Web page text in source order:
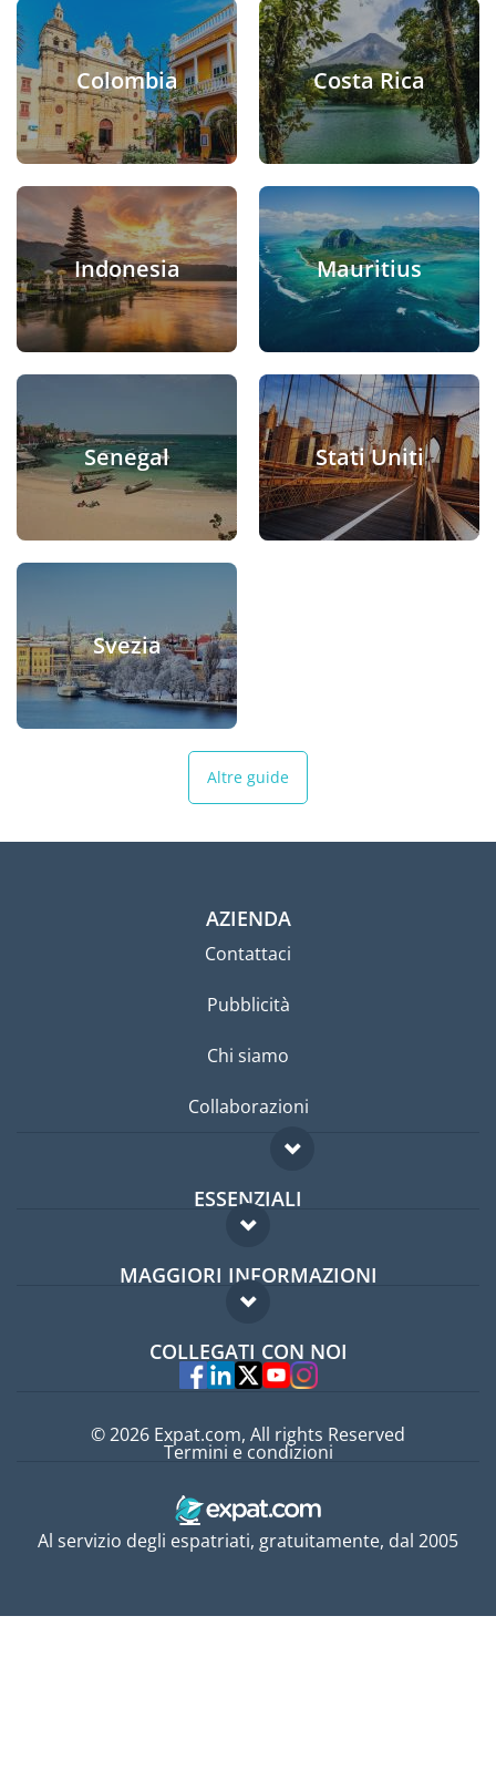
Colombia Costa Rica
Indonesia Mauritius
Senegal Stati Uniti
Svezia
Altre guide
AZIENDA
Contattaci
Pubblicità
Chi siamo
Collaborazioni
ESSENZIALI
Forum per expat
Guida per expat
MAGGIORI INFORMAZIONI
Domande frequenti
Esperti
COLLEGATI CON NOI
Al servizio degli espatriati, gratuitamente, dal 2005
© 2026 Expat.com, All rights Reserved
Termini e condizioni